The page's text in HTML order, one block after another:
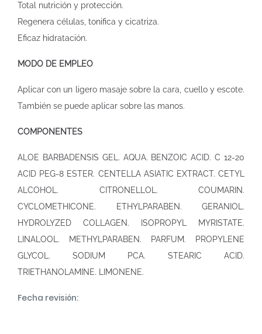
Total nutrición y protección.
Regenera células, tonifica y cicatriza.
Eficaz hidratación.
MODO DE EMPLEO
Aplicar con un ligero masaje sobre la cara, cuello y escote.
También se puede aplicar sobre las manos.
COMPONENTES
ALOE BARBADENSIS GEL. AQUA. BENZOIC ACID. C 12-20
ACID PEG-8 ESTER. CENTELLA ASIATIC EXTRACT. CETYL
ALCOHOL. CITRONELLOL. COUMARIN.
CYCLOMETHICONE. ETHYLPARABEN. GERANIOL.
HYDROLYZED COLLAGEN. ISOPROPYL MYRISTATE.
LINALOOL. METHYLPARABEN. PARFUM. PROPYLENE
GLYCOL. SODIUM PCA. STEARIC ACID.
TRIETHANOLAMINE. LIMONENE.
Fecha revisión: